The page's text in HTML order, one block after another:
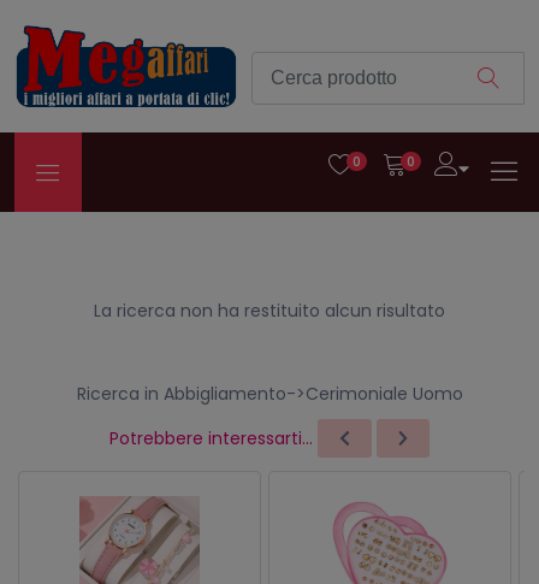
0 0
La ricerca non ha restituito alcun risultato
Ricerca in Abbigliamento->Cerimoniale Uomo
Potrebbere interessarti...